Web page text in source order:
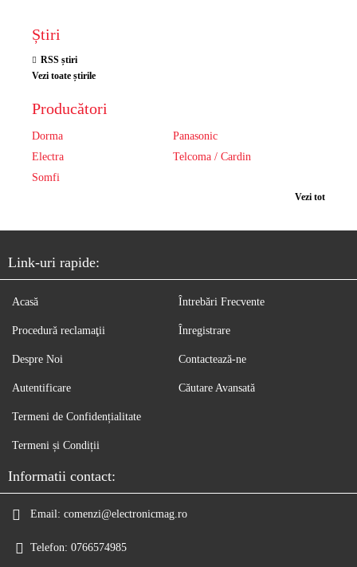
Știri
RSS știri
Vezi toate știrile
Producători
Dorma
Panasonic
Electra
Telcoma / Cardin
Somfi
Vezi tot
Link-uri rapide:
Acasă
Procedură reclamaţii
Despre Noi
Autentificare
Întrebări Frecvente
Înregistrare
Contactează-ne
Căutare Avansată
Termeni de Confidențialitate
Termeni și Condiții
Informatii contact:
Email: comenzi@electronicmag.ro
Telefon: 0766574985